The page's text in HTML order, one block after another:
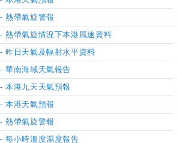
熱帶氣旋警報
熱帶氣旋情況下本港風速資料
昨日天氣及輻射水平資料
華南海域天氣報告
本港九天天氣預報
本港天氣預報
熱帶氣旋警報
每小時溫度濕度報告